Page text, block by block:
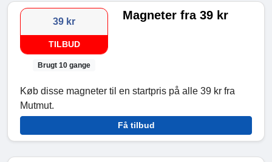
39 kr
TILBUD
Brugt 10 gange
Magneter fra 39 kr
Køb disse magneter til en startpris på alle 39 kr fra
Mutmut.
Få tilbud